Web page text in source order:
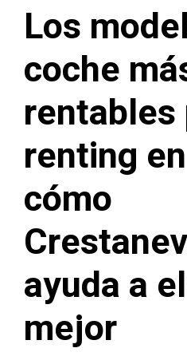
Los
coche
rentables
renting
cómo
ayuda a
mejor